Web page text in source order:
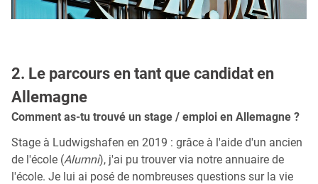
2. Le parcours en tant que candidat en
Allemagne
Comment as-tu trouvé un stage / emploi en Allemagne ?
Stage à Ludwigshafen en 2019 : grâce à l'aide d'un ancien
de l'école (Alumni), j'ai pu trouver via notre annuaire de
l'école. Je lui ai posé de nombreuses questions sur la vie